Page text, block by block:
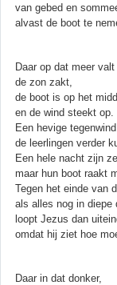
van gebed en
alvast de boot te
Daar op dat meer valt
de zon zakt,
de boot is op het
en de wind steekt op.
Een hevige
de leerlingen verder
Een hele nacht zijn
maar hun boot raakt
Tegen het einde van
als alles nog in diepe
loopt Jezus dan
omdat hij ziet hoe
Daar in dat donker,